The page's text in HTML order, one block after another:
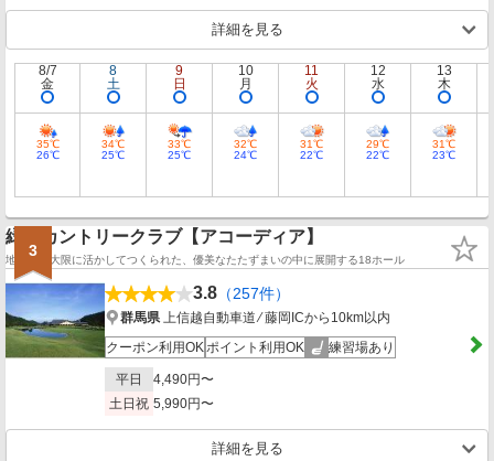
詳細を見る
8/7
金
35℃
26℃
8
土
34℃
25℃
9
日
33℃
25℃
10
月
32℃
24℃
11
火
31℃
22℃
12
水
29℃
22℃
13
木
31℃
23℃
3
緑野カントリークラブ【アコーディア】
地形を最大限に活かしてつくられた、優美なたたずまいの中に展開する18ホール
3.8 （257件）
群馬県上信越自動車道 ⁄ 藤岡ICから10km以内
クーポン利用OKポイント利用OK 練習場あり
平日
4,490円〜
土日祝 5,990円〜
詳細を見る